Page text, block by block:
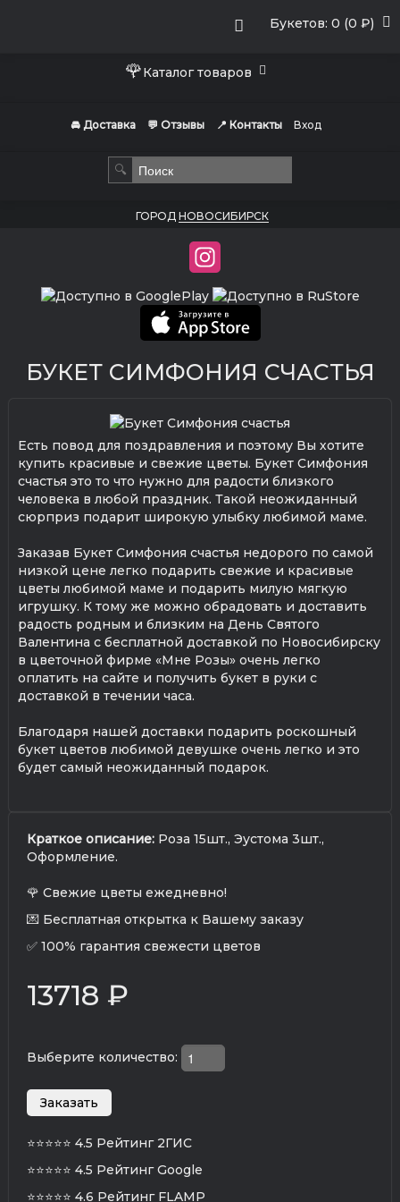
Букетов: 0 (0 ₽)
🌹Каталог товаров
🚘 Доставка 💬 Отзывы 📍 Контакты Вход
🔍
ГОРОД НОВОСИБИРСК
БУКЕТ СИМФОНИЯ СЧАСТЬЯ
Есть повод для поздравления и поэтому Вы хотите
купить красивые и свежие цветы. Букет Симфония
счастья это то что нужно для радости близкого
человека в любой праздник. Такой неожиданный
сюрприз подарит широкую улыбку любимой маме.
Заказав Букет Симфония счастья недорого по самой
низкой цене легко подарить свежие и красивые
цветы любимой маме и подарить милую мягкую
игрушку. К тому же можно обрадовать и доставить
радость родным и близким на День Святого
Валентина с бесплатной доставкой по Новосибирску
в цветочной фирме «Мне Розы» очень легко
оплатить на сайте и получить букет в руки с
доставкой в течении часа.
Благодаря нашей доставки подарить роскошный
букет цветов любимой девушке очень легко и это
будет самый неожиданный подарок.
Краткое описание: Роза 15шт., Эустома 3шт.,
Оформление.
🌹 Свежие цветы ежедневно!
💌 Бесплатная открытка к Вашему заказу
✅ 100% гарантия свежести цветов
13718 ₽
Выберите количество:
⭐⭐⭐⭐⭐ 4.5 Рейтинг 2ГИС
⭐⭐⭐⭐⭐ 4.5 Рейтинг Google
⭐⭐⭐⭐⭐ 4.6 Рейтинг FLAMP